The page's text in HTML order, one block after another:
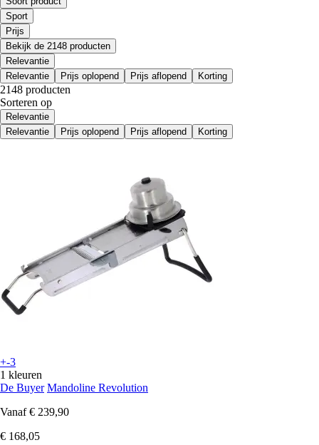
Sport
Prijs
Bekijk de 2148 producten
Relevantie
Relevantie
Prijs oplopend Prijs aflopend Korting
2148 producten
Sorteren op
Relevantie
Relevantie
Prijs oplopend Prijs aflopend Korting
+-3
1 kleuren
De Buyer Mandoline Revolution
Vanaf € 239,90
€ 168,05